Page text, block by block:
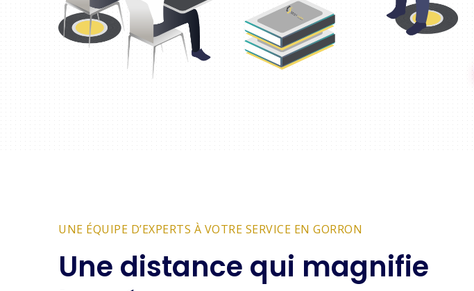
UNE ÉQUIPE D’EXPERTS À VOTRE SERVICE EN GORRON
Une distance qui magnifie